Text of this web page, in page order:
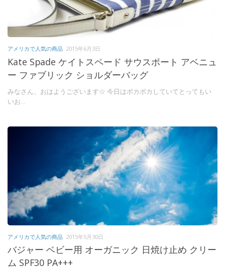
アメリカで人気の商品 2015年6月3日
Kate Spade ケイトスペード サウスポート アベニュ
ー ファブリック ショルダーバッグ
みなさん、おはようございます☆ 今日はポカポカしていてとってもい
いお...
アメリカで人気の商品 2015年5月30日
バジャー ベビー用 オーガニック 日焼け止め クリー
ム SPF30 PA+++